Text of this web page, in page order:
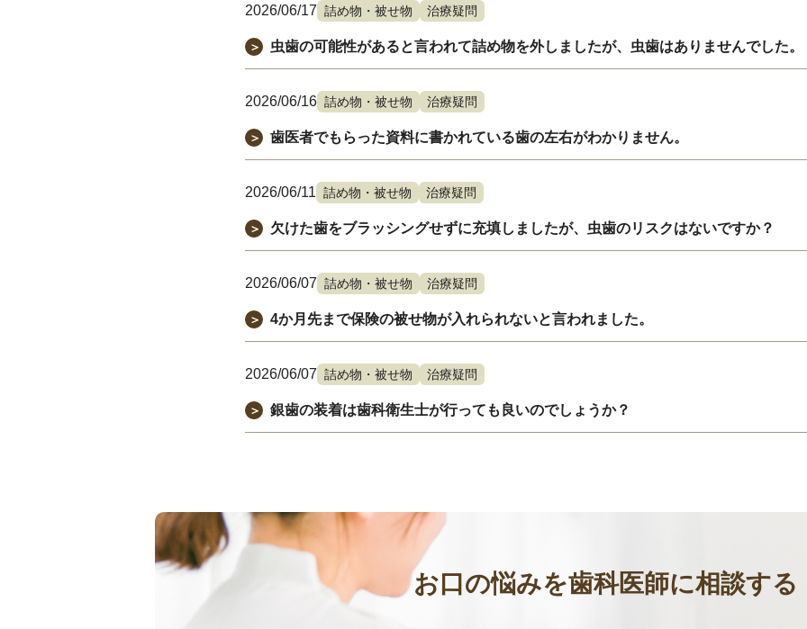
2026/06/17 詰め物・被せ物 治療疑問
＞ 虫歯の可能性があると言われて詰め物を外しましたが、虫歯はありませんでした。
2026/06/16 詰め物・被せ物 治療疑問
＞ 歯医者でもらった資料に書かれている歯の左右がわかりません。
2026/06/11 詰め物・被せ物 治療疑問
＞ 欠けた歯をブラッシングせずに充填しましたが、虫歯のリスクはないですか？
2026/06/07 詰め物・被せ物 治療疑問
＞ 4か月先まで保険の被せ物が入れられないと言われました。
2026/06/07 詰め物・被せ物 治療疑問
＞ 銀歯の装着は歯科衛生士が行っても良いのでしょうか？
お口の悩みを歯科医師に相談する